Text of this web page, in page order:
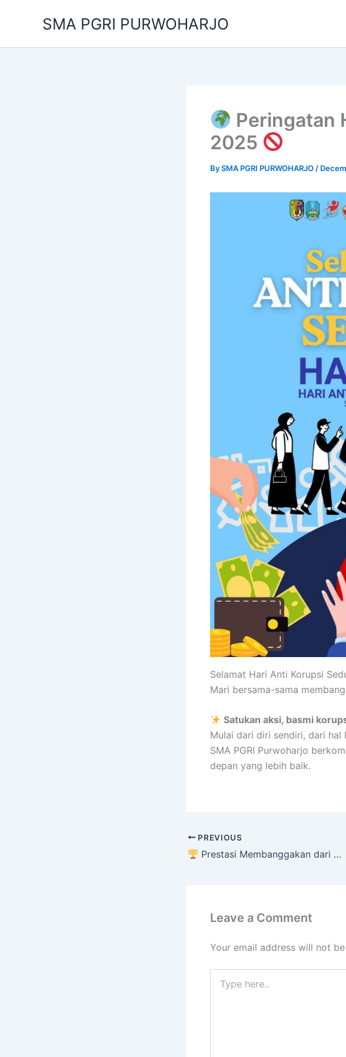
SMA PGRI PURWOHARJO
Peringatan
2025
BySMA PGRI PURWOHARJO /
Selamat Hari Anti Korupsi
Mari bersama-sama
Satukan aksi, basmi
Mulai dari diri sendiri, dari hal
SMA PGRI Purwoharjo
depan yang lebih baik.
PREVIOUS
Prestasi Membanggakan dari Zahrotul Aini!
Leave a Comment
Your email address will not
here..